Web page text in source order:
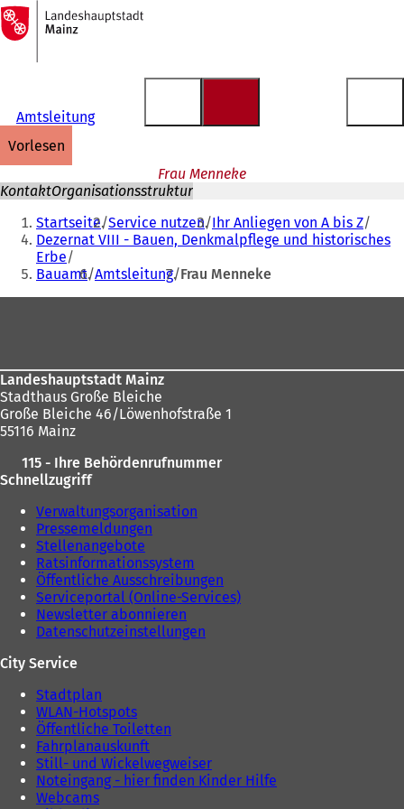
Inhalt anspringen
Zur
Startseite
Amtsleitung
vorlesen
Frau Menneke
KontaktOrganisationsstruktur
Sie
befinden
sich
hier:
Startseite Service nutzen Ihr Anliegen von A bis Z
Dezernat VIII - Bauen, Denkmalpflege und historisches
Erbe
Bauamt Amtsleitung Frau Menneke
Landeshauptstadt Mainz
Stadthaus Große Bleiche
Große Bleiche 46/Löwenhofstraße 1
55116 Mainz
115 - Ihre Behördenrufnummer
Schnellzugriff
Verwaltungsorganisation
Pressemeldungen
Stellenangebote
Ratsinformationssystem
Öffentliche Ausschreibungen
Serviceportal (Online-Services)
Newsletter abonnieren
Datenschutzeinstellungen
City Service
Stadtplan
WLAN-Hotspots
Öffentliche Toiletten
Fahrplanauskunft
Still- und Wickelwegweiser
Noteingang - hier finden Kinder Hilfe
Webcams